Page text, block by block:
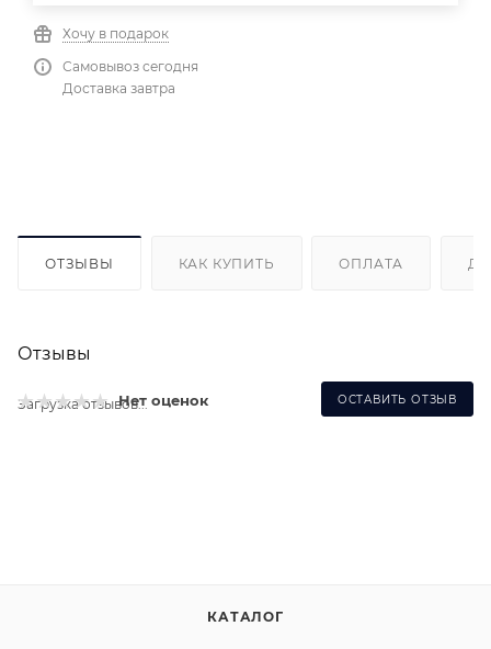
Хочу в подарок
Самовывоз сегодня
Доставка завтра
ОТЗЫВЫ КАК КУПИТЬ ОПЛАТА
Отзывы
Нет оценок ОСТАВИТЬ ОТЗЫВ
Загрузка отзывов...
КАТАЛОГ